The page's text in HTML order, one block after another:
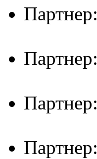
Партнер:
Партнер:
Партнер:
Партнер: